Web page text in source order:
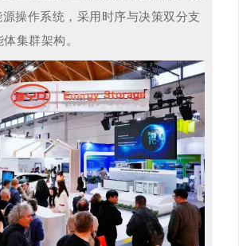
操作系统，采用时序与决策双分支
体集群架构。